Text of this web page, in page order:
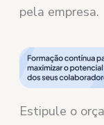
pela empresa.
Estipule o